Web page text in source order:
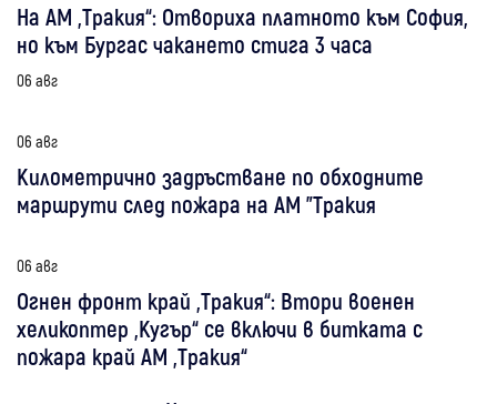
На АМ „Тракия“: Отвориха платното към София,
но към Бургас чакането стига 3 часа
06 авг
06 авг
Километрично задръстване по обходните
маршрути след пожара на АМ "Тракия
06 авг
Огнен фронт край „Тракия“: Втори военен
хеликоптер „Кугър“ се включи в битката с
пожара край АМ „Тракия“